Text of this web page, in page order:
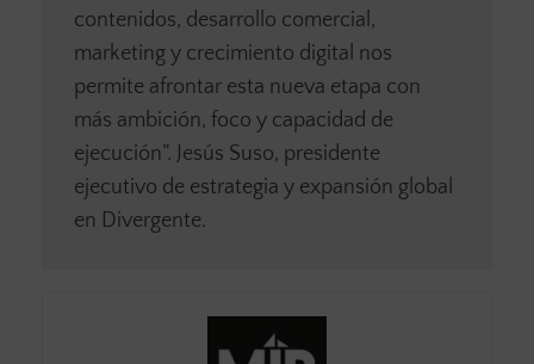
contenidos, desarrollo comercial,
marketing y crecimiento digital nos
permite afrontar esta nueva etapa con
más ambición, foco y capacidad de
ejecución”. Jesús Suso, presidente
ejecutivo de estrategia y expansión global
en Divergente.